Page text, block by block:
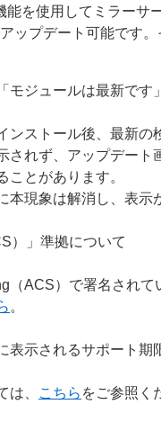
を使用してミラーサ
ップデート可能です
モジュールは最新です
ンストール後、最新
されず、アップデー
ことがあります。
本現象は解消し、表示
）」準拠について
（ACS）で署名され
。
表示されるサポート
は、 こちら をご参照く